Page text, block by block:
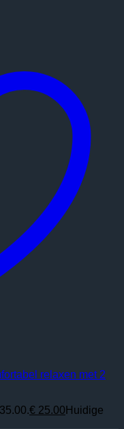
relaxen met 2
€ 25.00 Huidige